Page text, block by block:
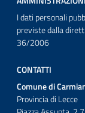
I dati personali
previste dalla
36/2006
CONTATTI
Comune di
Provincia di Lecce